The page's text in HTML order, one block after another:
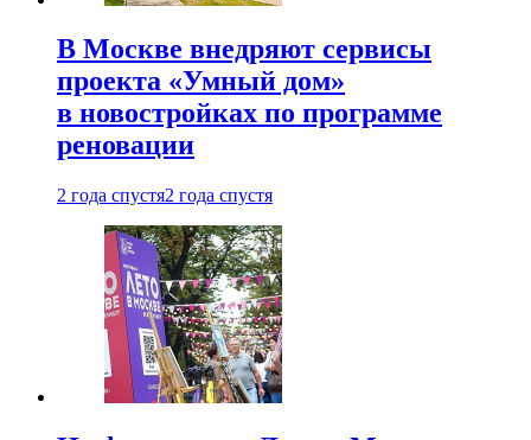
В Москве внедряют сервисы
проекта «Умный дом»
в новостройках по программе
реновации
2 года спустя2 года спустя